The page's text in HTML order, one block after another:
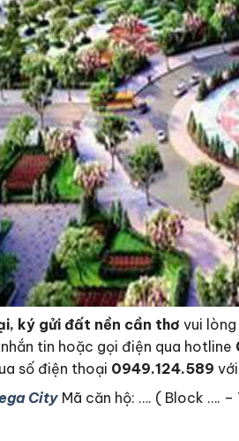
ký gửi đất nền cần thơ vui
tin hoặc gọi điện qua hotline
số điện thoại 0949.124.589
CityMã căn hộ: …. ( Block ….